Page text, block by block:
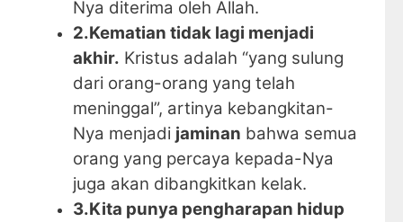
Nya diterima oleh Allah.
2.Kematian tidak lagi menjadi
akhir. Kristus adalah “yang sulung
dari orang-orang yang telah
meninggal”, artinya kebangkitan-
Nya menjadi jaminan bahwa semua
orang yang percaya kepada-Nya
juga akan dibangkitkan kelak.
3.Kita punya pengharapan hidup